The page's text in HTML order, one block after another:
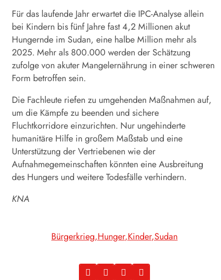
Für das laufende Jahr erwartet die IPC-Analyse allein
bei Kindern bis fünf Jahre fast 4,2 Millionen akut
Hungernde im Sudan, eine halbe Million mehr als
2025. Mehr als 800.000 werden der Schätzung
zufolge von akuter Mangelernährung in einer schweren
Form betroffen sein.
Die Fachleute riefen zu umgehenden Maßnahmen auf,
um die Kämpfe zu beenden und sichere
Fluchtkorridore einzurichten. Nur ungehinderte
humanitäre Hilfe in großem Maßstab und eine
Unterstützung der Vertriebenen wie der
Aufnahmegemeinschaften könnten eine Ausbreitung
des Hungers und weitere Todesfälle verhindern.
KNA
Bürgerkrieg Hunger Kinder Sudan